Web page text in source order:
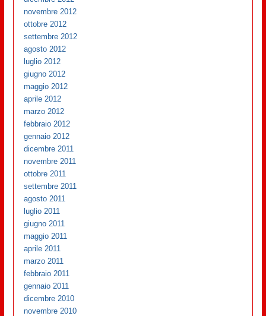
novembre 2012
ottobre 2012
settembre 2012
agosto 2012
luglio 2012
giugno 2012
maggio 2012
aprile 2012
marzo 2012
febbraio 2012
gennaio 2012
dicembre 2011
novembre 2011
ottobre 2011
settembre 2011
agosto 2011
luglio 2011
giugno 2011
maggio 2011
aprile 2011
marzo 2011
febbraio 2011
gennaio 2011
dicembre 2010
novembre 2010